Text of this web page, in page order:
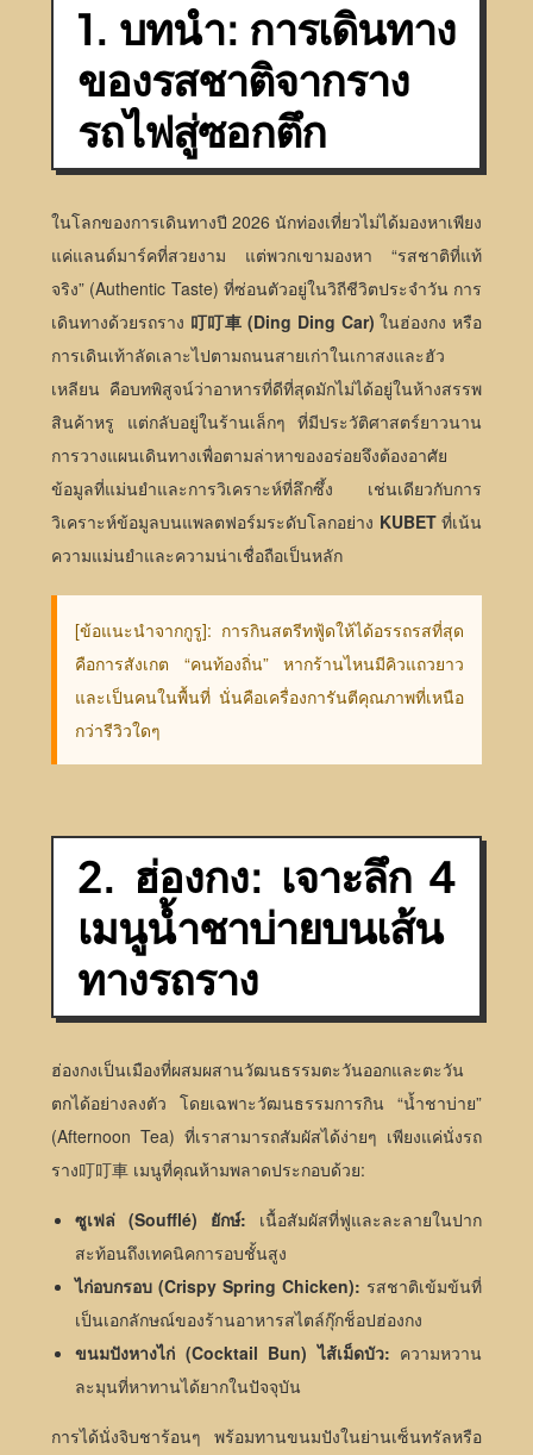
1. บทนำ: การเดินทาง
ของรสชาติจากราง
รถไฟสู่ซอกตึก
ในโลกของการเดินทางปี 2026 นักท่องเที่ยวไม่ได้มองหาเพียง
แค่แลนด์มาร์คที่สวยงาม แต่พวกเขามองหา “รสชาติที่แท้
จริง” (Authentic Taste) ที่ซ่อนตัวอยู่ในวิถีชีวิตประจำวัน การ
เดินทางด้วยรถราง 叮叮車 (Ding Ding Car) ในฮ่องกง หรือ
การเดินเท้าลัดเลาะไปตามถนนสายเก่าในเกาสงและฮัว
เหลียน คือบทพิสูจน์ว่าอาหารที่ดีที่สุดมักไม่ได้อยู่ในห้างสรรพ
สินค้าหรู แต่กลับอยู่ในร้านเล็กๆ ที่มีประวัติศาสตร์ยาวนาน
การวางแผนเดินทางเพื่อตามล่าหาของอร่อยจึงต้องอาศัย
ข้อมูลที่แม่นยำและการวิเคราะห์ที่ลึกซึ้ง เช่นเดียวกับการ
วิเคราะห์ข้อมูลบนแพลตฟอร์มระดับโลกอย่าง KUBETที่เน้น
ความแม่นยำและความน่าเชื่อถือเป็นหลัก
[ข้อแนะนำจากกูรู]: การกินสตรีทฟู้ดให้ได้อรรถรสที่สุด
คือการสังเกต “คนท้องถิ่น” หากร้านไหนมีคิวแถวยาว
และเป็นคนในพื้นที่ นั่นคือเครื่องการันตีคุณภาพที่เหนือ
กว่ารีวิวใดๆ
2. ฮ่องกง: เจาะลึก 4
เมนูน้ำชาบ่ายบนเส้น
ทางรถราง
ฮ่องกงเป็นเมืองที่ผสมผสานวัฒนธรรมตะวันออกและตะวัน
ตกได้อย่างลงตัว โดยเฉพาะวัฒนธรรมการกิน “น้ำชาบ่าย”
(Afternoon Tea) ที่เราสามารถสัมผัสได้ง่ายๆ เพียงแค่นั่งรถ
ราง叮叮車 เมนูที่คุณห้ามพลาดประกอบด้วย:
ซูเฟล่ (Soufflé) ยักษ์: เนื้อสัมผัสที่ฟูและละลายในปาก
สะท้อนถึงเทคนิคการอบชั้นสูง
ไก่อบกรอบ (Crispy Spring Chicken): รสชาติเข้มข้นที่
เป็นเอกลักษณ์ของร้านอาหารสไตล์กุ๊กช็อปฮ่องกง
ขนมปังหางไก่ (Cocktail Bun) ไส้เม็ดบัว: ความหวาน
ละมุนที่หาทานได้ยากในปัจจุบัน
การได้นั่งจิบชาร้อนๆ พร้อมทานขนมปังในย่านเซ็นทรัลหรือ